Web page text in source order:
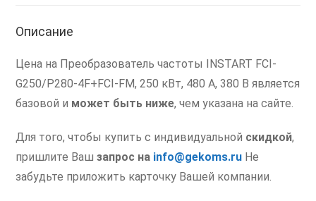
00052234
Описание
Цена на Преобразователь частоты INSTART FCI-
G250/P280-4F+FCI-FM, 250 кВт, 480 А, 380 В является
базовой и может быть ниже, чем указана на сайте.
Для того, чтобы купить с индивидуальной скидкой,
пришлите Вашзапрос на info@gekoms.ru Не
забудьте приложить карточку Вашей компании.